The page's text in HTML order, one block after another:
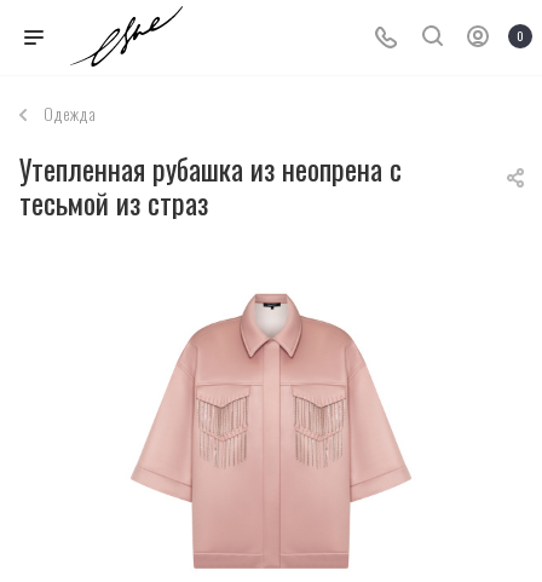
0
Одежда
Утепленная рубашка из неопрена с
тесьмой из страз